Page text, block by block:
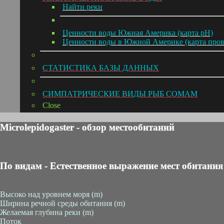
Hайти реки
Ценности воды Южная Америка (карта pH)
Ценности воды в Южной Америке (карта
СТАТИСТИКА БАЗЫ ДАННЫХ
СИМПАТРИЧЕСКИЕ ВИДЫ РЫБ СОМАМ
Close
Microlepidogaster - обзор местообитаний
По видам - Естественное выражение мест обитания
Высоко над уровнем моря (m)
Ширина речной среды обитания (m)
Желаемая глубина реки (m)
Поток